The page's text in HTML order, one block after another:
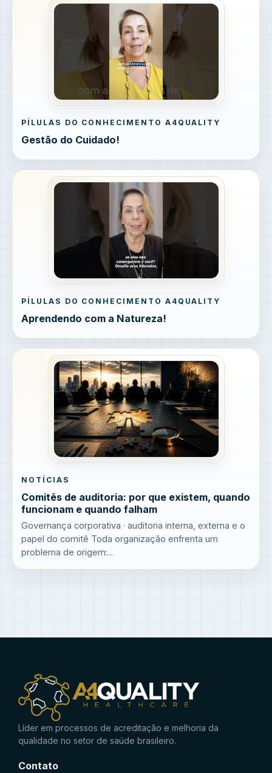
PÍLULAS DO CONHECIMENTO A4QUALITY
Gestão do Cuidado!
PÍLULAS DO CONHECIMENTO A4QUALITY
Aprendendo com a Natureza!
NOTÍCIAS
Comitês de auditoria: por que existem, quando
funcionam e quando falham
Governança corporativa · auditoria interna, externa e o
papel do comitê Toda organização enfrenta um
problema de origem:...
Líder em processos de acreditação e melhoria da
qualidade no setor de saúde brasileiro.
Contato